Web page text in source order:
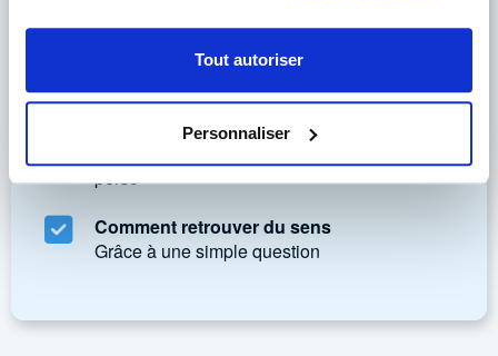
Tout autoriser
Personnaliser
sacrifier votre carrière
Grâce à un outil scientifique  pertinent
Le concept de la « roue de l’équilibre »
La seule chose à garder en tête pour cultiver
perso
Comment retrouver du sens
Grâce à une simple question